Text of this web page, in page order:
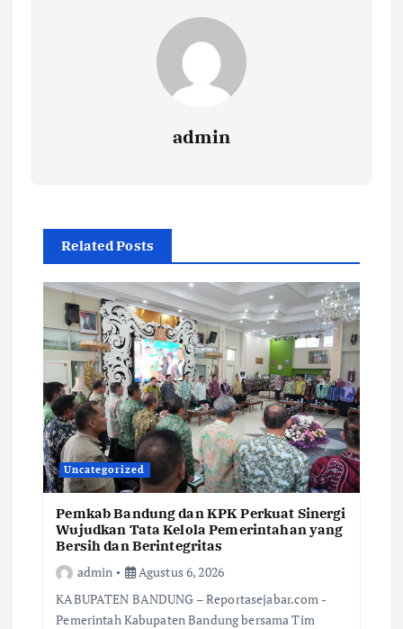
admin
Related Posts
Uncategorized
Pemkab Bandung dan KPK Perkuat Sinergi
Wujudkan Tata Kelola Pemerintahan yang
Bersih dan Berintegritas
admin
Agustus 6, 2026
KABUPATEN BANDUNG – Reportasejabar.com -
Pemerintah Kabupaten Bandung bersama Tim